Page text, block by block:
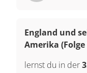
England und
Amerika (Folge
lernst du in der